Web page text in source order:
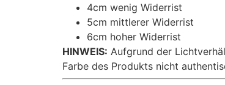
4cm wenig Widerrist
5cm mittlerer Widerrist
6cm hoher Widerrist
HINWEIS: Aufgrund der
Farbe des Produkts nicht